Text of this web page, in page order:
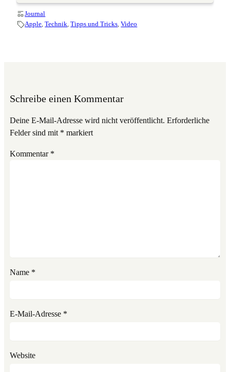
Journal
Apple , Technik , Tipps und Tricks , Video
Schreibe einen Kommentar
Deine E-Mail-Adresse wird nicht veröffentlicht. Erforderliche
Felder sind mit * markiert
Kommentar *
Name *
E-Mail-Adresse *
Website